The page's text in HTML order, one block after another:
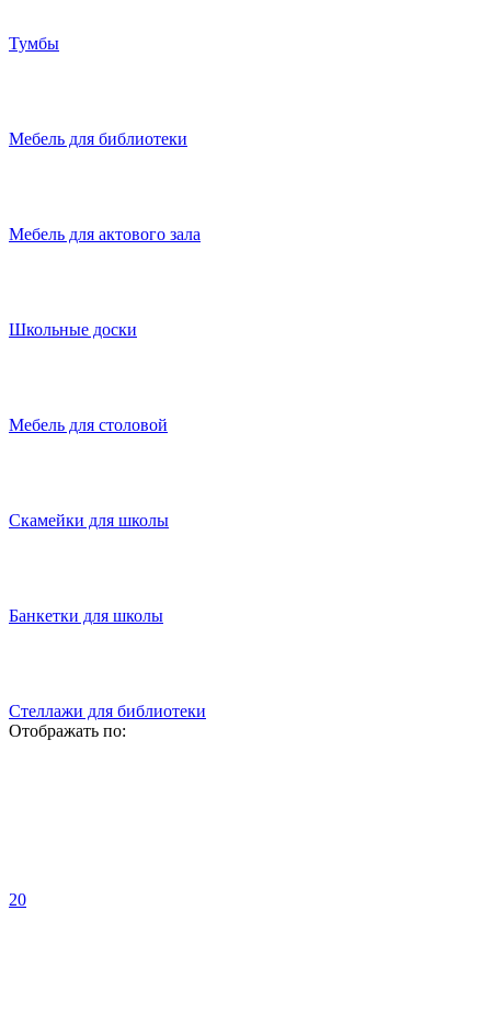
Тумбы
Мебель для библиотеки
Мебель для актового зала
Школьные доски
Мебель для столовой
Скамейки для школы
Банкетки для школы
Стеллажи для библиотеки
Отображать по:
20